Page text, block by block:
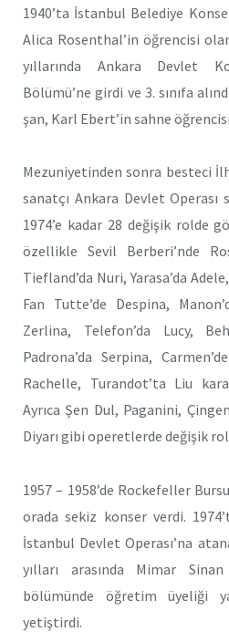
1940’ta İstanbul Belediye
Alica Rosenthal’in öğrencisi
yıllarında Ankara Devlet
Bölümü’ne girdi ve 3. sınıfa
şan, Karl Ebert’in sahne
Mezuniyetinden sonra besteci
sanatçı Ankara Devlet Operası
1974’e kadar 28 değişik rolde
özellikle Sevil Berberi’nde
Tiefland’da Nuri, Yarasa’da
Fan Tutte’de Despina,
Zerlina, Telefon’da Lucy,
Padrona’da Serpina,
Rachelle, Turandot’ta Liu
Ayrıca Şen Dul, Paganini,
Diyarı gibi operetlerde değişik
1957 – 1958’de Rockefeller
orada sekiz konser verdi.
İstanbul Devlet Operası’na
yılları arasında Mimar
bölümünde öğretim üyeliği
yetiştirdi.